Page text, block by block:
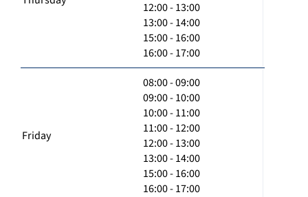
12:00 - 13:00
13:00 - 14:00
15:00 - 16:00
16:00 - 17:00
Friday
08:00 - 09:00
09:00 - 10:00
10:00 - 11:00
11:00 - 12:00
12:00 - 13:00
13:00 - 14:00
15:00 - 16:00
16:00 - 17:00